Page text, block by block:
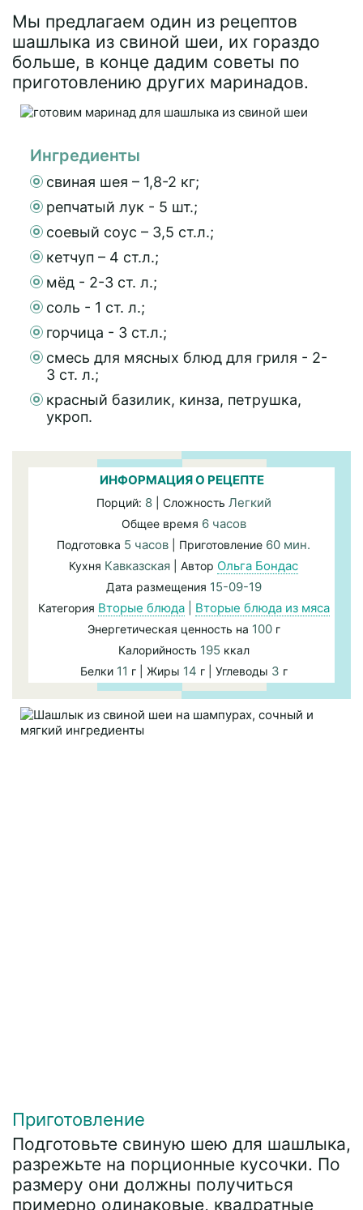
Мы предлагаем один из рецептов
шашлыка из свиной шеи, их гораздо
больше, в конце дадим советы по
приготовлению других маринадов.
Ингредиенты
свиная шея – 1,8-2 кг;
репчатый лук - 5 шт.;
соевый соус – 3,5 ст.л.;
кетчуп – 4 ст.л.;
мёд - 2-3 ст. л.;
соль - 1 ст. л.;
горчица - 3 ст.л.;
смесь для мясных блюд для гриля - 2-
3 ст. л.;
красный базилик, кинза, петрушка,
укроп.
ИНФОРМАЦИЯ О РЕЦЕПТЕ
Порций: 8| Сложность Легкий
Общее время 6 часов
Подготовка 5 часов | Приготовление 60 мин.
Кухня Кавказская | Автор Ольга Бондас
Дата размещения 15-09-19
Категория Вторые блюда| Вторые блюда из мяса
Энергетическая ценность на 100г
Калорийность 195 ккал
Белки 11 г | Жиры 14 г | Углеводы 3 г
Приготовление
Подготовьте свиную шею для шашлыка,
разрежьте на порционные кусочки. По
размеру они должны получиться
примерно одинаковые, квадратные